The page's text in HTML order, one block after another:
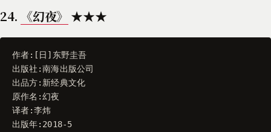
24. 《幻夜》 ★★★
作者:[ 日 ] 东野圭吾
出版社 :南海出版公司
出品方: 新经典文化
原作名 :幻夜
译者:李炜
出版年: 2018-5